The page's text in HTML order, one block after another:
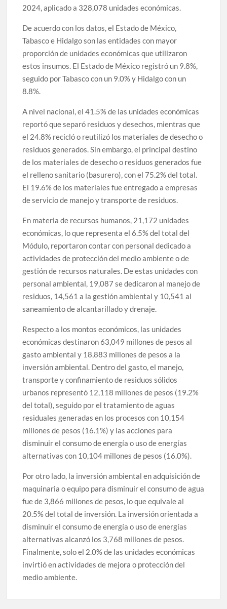
2024, aplicado a 328,078 unidades económicas.
De acuerdo con los datos, el Estado de México,
Tabasco e Hidalgo son las entidades con mayor
proporción de unidades económicas que utilizaron
estos insumos. El Estado de México registró un 9.8%,
seguido por Tabasco con un 9.0% y Hidalgo con un
8.8%.
A nivel nacional, el 41.5% de las unidades económicas
reportó que separó residuos y desechos, mientras que
el 24.8% recicló o reutilizó los materiales de desecho o
residuos generados. Sin embargo, el principal destino
de los materiales de desecho o residuos generados fue
el relleno sanitario (basurero), con el 75.2% del total.
El 19.6% de los materiales fue entregado a empresas
de servicio de manejo y transporte de residuos.
En materia de recursos humanos, 21,172 unidades
económicas, lo que representa el 6.5% del total del
Módulo, reportaron contar con personal dedicado a
actividades de protección del medio ambiente o de
gestión de recursos naturales. De estas unidades con
personal ambiental, 19,087 se dedicaron al manejo de
residuos, 14,561 a la gestión ambiental y 10,541 al
saneamiento de alcantarillado y drenaje.
Respecto a los montos económicos, las unidades
económicas destinaron 63,049 millones de pesos al
gasto ambiental y 18,883 millones de pesos a la
inversión ambiental. Dentro del gasto, el manejo,
transporte y confinamiento de residuos sólidos
urbanos representó 12,118 millones de pesos (19.2%
del total), seguido por el tratamiento de aguas
residuales generadas en los procesos con 10,154
millones de pesos (16.1%) y las acciones para
disminuir el consumo de energía o uso de energías
alternativas con 10,104 millones de pesos (16.0%).
Por otro lado, la inversión ambiental en adquisición de
maquinaria o equipo para disminuir el consumo de agua
fue de 3,866 millones de pesos, lo que equivale al
20.5% del total de inversión. La inversión orientada a
disminuir el consumo de energía o uso de energías
alternativas alcanzó los 3,768 millones de pesos.
Finalmente, solo el 2.0% de las unidades económicas
invirtió en actividades de mejora o protección del
medio ambiente.